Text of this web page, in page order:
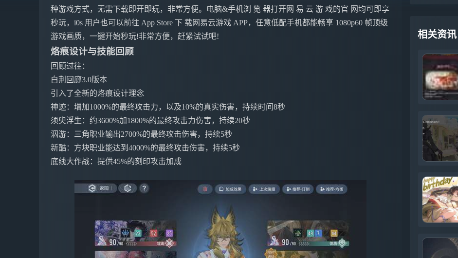
种游戏方式，无需下载即开即玩，非常方便。电脑&手机浏 览 器打开网 易 云 游 戏的官 网均可即享
秒玩，i0s 用户也可以前往 App Store 下 载网易云游戏 APP，任意低配手机都能畅享 1080p60 帧顶级
游戏画质，一键开始秒玩!非常方便，赶紧试试吧!
烙痕设计与技能回顾
回顾过往：
白荆回廊3.0版本
引入了全新的烙痕设计理念
神迹：增加1000%的最终攻击力，以及10%的真实伤害，持续时间8秒
须臾浮生：约3600%加1800%的最终攻击力伤害，持续20秒
泅游：三角职业输出2700%的最终攻击伤害，持续5秒
新酷：方块职业能达到4000%的最终攻击伤害，持续5秒
底线大作战：提供45%的刻印攻击加成
相关资讯